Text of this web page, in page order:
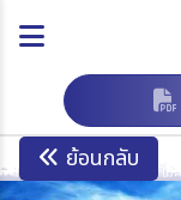
ย้อนกลับ